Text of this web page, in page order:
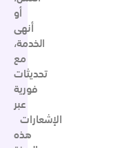
أو
أنهى
الخدمة،
مع
تحديثات
فورية
عبر
الإشعارات
هذه